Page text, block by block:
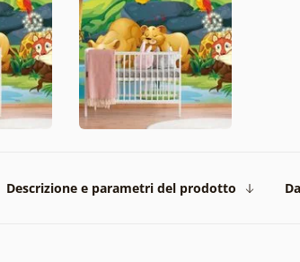
Descrizione e parametri del prodotto